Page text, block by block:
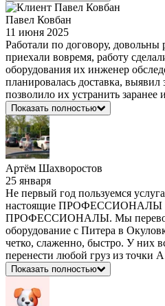
Павел Ковбан
11 июня 2025
Работали по договору, довольны
приехали вовремя, работу
оборудования их инженер
планировалась доставка,
позволило их устранить заранее
Показать полностью
Артём Шахворостов
25 января
Не первый год пользуемся
настоящие ПРОФЕССИОНАЛЫ
ПРОФЕССИОНАЛЫ. Мы
оборудование с Питера в
четко, слаженно, быстро. У них
перенести любой груз из точки
Показать полностью